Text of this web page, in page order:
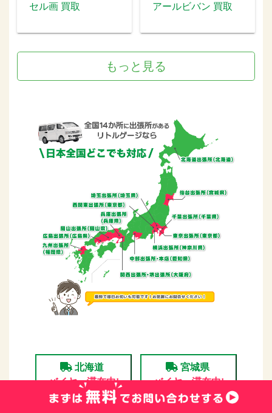
セル画 買取 アールビバン 買取
もっと見る
北海道
バイヤー滞在中!
宮城県
バイヤー滞在中!